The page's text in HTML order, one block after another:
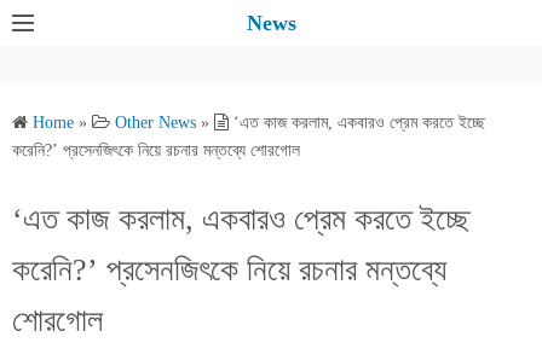
News
Home » Other News »
‘এত কাজ করলাম, একবারও প্রেম করতে ইচ্ছে
করেনি?’ প্রসেনজিৎকে নিয়ে রচনার মন্তব্যে শোরগোল
‘এত কাজ করলাম, একবারও প্রেম করতে ইচ্ছে
করেনি?’ প্রসেনজিৎকে নিয়ে রচনার মন্তব্যে
শোরগোল